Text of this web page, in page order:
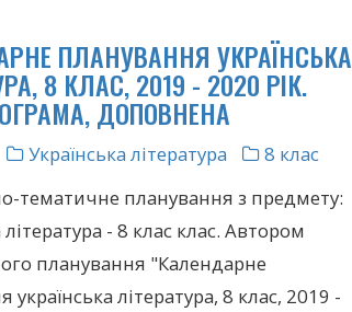
ПЛАНУВАННЯ УКРАЇНСЬКА
8 КЛАС, 2019 - 2020 РІК.
ДОПОВНЕНА
Українська література
8 клас
тематичне планування з предмету:
література - 8 клас клас. Автором
планування "Календарне
українська література, 8 клас, 2019 -